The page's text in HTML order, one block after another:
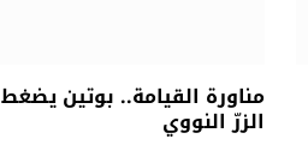
مناورة القيامة.. بوتين يضغط
الزرّ النووي